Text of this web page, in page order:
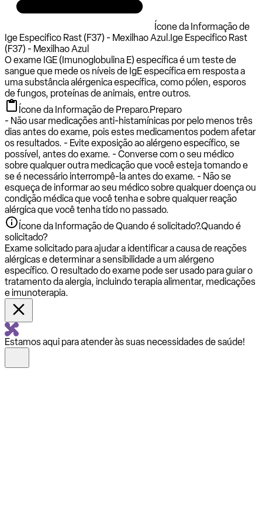
Ícone da Informação de
Ige Especifico Rast (F37) - Mexilhao Azul.Ige Especifico Rast
(F37) - Mexilhao Azul
O exame IGE (Imunoglobulina E) específica é um teste de
sangue que mede os níveis de IgE específica em resposta a
uma substância alérgenica específica, como pólen, esporos
de fungos, proteínas de animais, entre outros.
Ícone da Informação de Preparo.Preparo
- Não usar medicações anti-histamínicas por pelo menos três
dias antes do exame, pois estes medicamentos podem afetar
os resultados. - Evite exposição ao alérgeno específico, se
possível, antes do exame. - Converse com o seu médico
sobre qualquer outra medicação que você esteja tomando e
se é necessário interrompê-la antes do exame. - Não se
esqueça de informar ao seu médico sobre qualquer doença ou
condição médica que você tenha e sobre qualquer reação
alérgica que você tenha tido no passado.
Ícone da Informação de Quando é solicitado?.Quando é
solicitado?
Exame solicitado para ajudar a identificar a causa de reações
alérgicas e determinar a sensibilidade a um alérgeno
específico. O resultado do exame pode ser usado para guiar o
tratamento da alergia, incluindo terapia alimentar, medicações
e imunoterapia.
Estamos aqui para atender às suas necessidades de saúde!